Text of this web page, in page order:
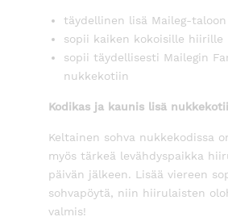
täydellinen lisä Maileg-taloon
sopii kaiken kokoisille hiirille
sopii täydellisesti Mailegin
nukkekotiin
Kodikas ja kaunis lisä
Keltainen sohva nukkekodissa
myös tärkeä levähdyspaikka
päivän jälkeen. Lisää viereen
sohvapöytä, niin hiirulaisten
valmis!